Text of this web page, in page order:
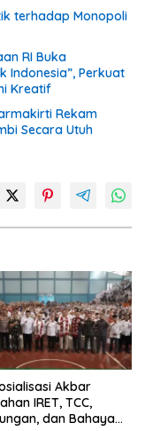
terhadap Monopoli
RI Buka
Indonesia”, Perkuat
Kreatif
Rekam
Secara Utuh
Akbar
IRET, TCC,
dan Bahaya